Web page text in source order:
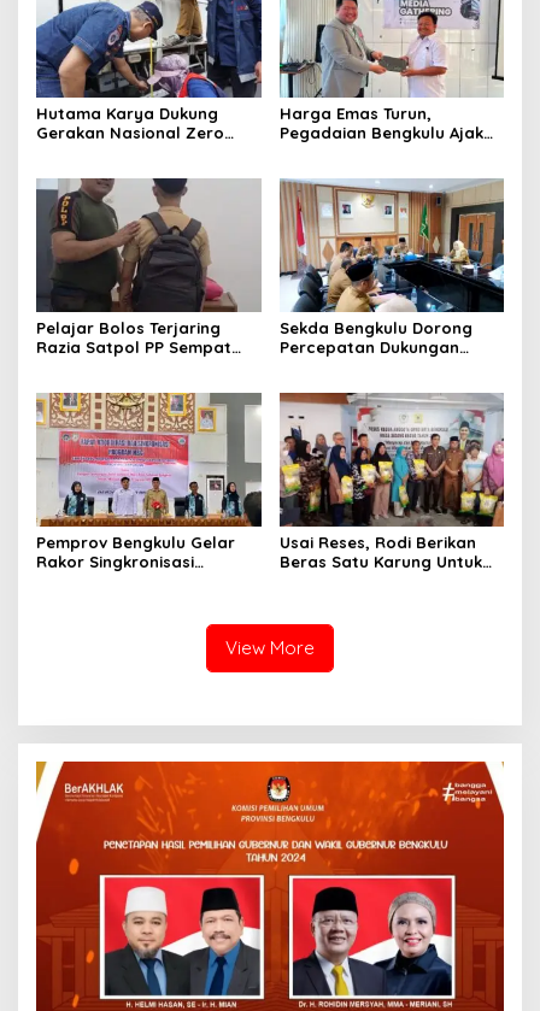
Hutama Karya Dukung
Gerakan Nasional Zero
(SETUJU)
Harga Emas Turun,
Pegadaian Bengkulu Ajak
Pelajar Bolos Terjaring
Razia Satpol PP Sempat
Sekda Bengkulu Dorong
Percepatan Dukungan
Regional
Pemprov Bengkulu Gelar
Rakor Singkronisasi
Usai Reses, Rodi Berikan
Beras Satu Karung Untuk
View More